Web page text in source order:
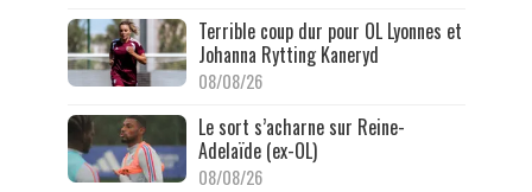
Terrible coup dur pour OL Lyonnes et
Johanna Rytting Kaneryd
08/08/26
Le sort s’acharne sur Reine-
Adelaïde (ex-OL)
08/08/26